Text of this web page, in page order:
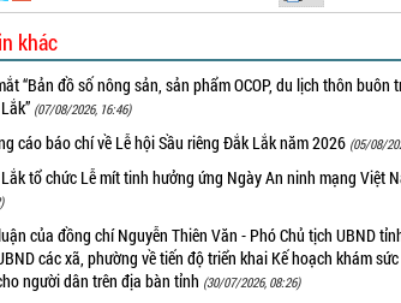
khác
“Bản đồ số nông sản, sản phẩm OCOP, du lịch thôn buôn
(07/08/2026, 16:46)
cáo báo chí về Lễ hội Sầu riêng Đắk Lắk năm 2026 (05/08/
tổ chức Lễ mít tinh hưởng ứng Ngày An ninh mạng Việt
của đồng chí Nguyễn Thiên Văn - Phó Chủ tịch UBND
các xã, phường về tiến độ triển khai Kế hoạch khám
người dân trên địa bàn tỉnh (30/07/2026, 08:26)